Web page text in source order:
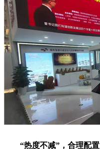
“热度不减”，合理配置